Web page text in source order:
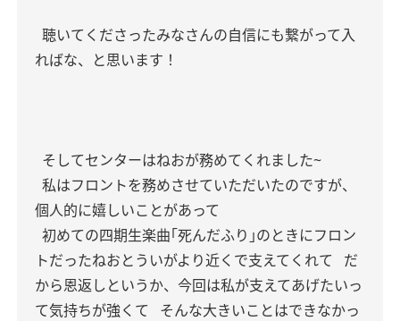
聴いてくださったみなさんの自信にも繋がって入
ればな、と思います！
そしてセンターはねおが務めてくれました~
私はフロントを務めさせていただいたのですが、
個人的に嬉しいことがあって
初めての四期生楽曲｢死んだふり｣のときにフロン
トだったねおとういがより近くで支えてくれて
だ
から恩返しというか、今回は私が支えてあげたいっ
て気持ちが強くて
そんな大きいことはできなかっ